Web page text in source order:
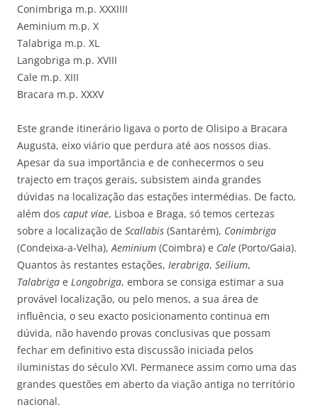
Conimbriga m.p. XXXIIII
Aeminium m.p. X
Talabriga m.p. XL
Langobriga m.p. XVIII
Cale m.p. XIII
Bracara m.p. XXXV
Este grande itinerário ligava o porto de Olisipo a Bracara
Augusta, eixo viário que perdura até aos nossos dias.
Apesar da sua importância e de conhecermos o seu
trajecto em traços gerais, subsistem ainda grandes
dúvidas na localização das estações intermédias. De facto,
além dos caput viae, Lisboa e Braga, só temos certezas
sobre a localização de Scallabis (Santarém), Conimbriga
(Condeixa-a-Velha),Aeminium (Coimbra) e Cale (Porto/Gaia).
Quantos às restantes estações, Ierabriga, Seilium,
Talabriga e Longobriga, embora se consiga estimar a sua
provável localização, ou pelo menos, a sua área de
influência, o seu exacto posicionamento continua em
dúvida, não havendo provas conclusivas que possam
fechar em definitivo esta discussão iniciada pelos
iluministas do século XVI. Permanece assim como uma das
grandes questões em aberto da viação antiga no território
nacional.